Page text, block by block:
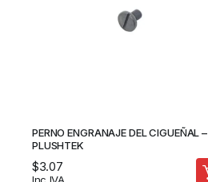
PERNO ENGRANAJE DEL CIGUEÑAL –
PLUSHTEK
$3.07